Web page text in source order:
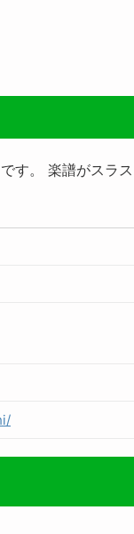
。 楽譜がスラ